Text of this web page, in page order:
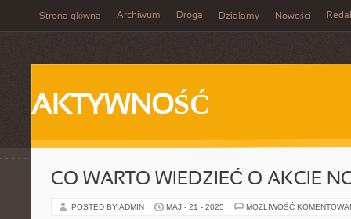
Strona główna Archiwum Droga Działamy Nowości
AKTYWNOŚĆ
CO WARTO WIEDZIEĆ O AKCIE
POSTED BY ADMIN MAJ - 21 - 2025 MOŻLIWOŚĆ